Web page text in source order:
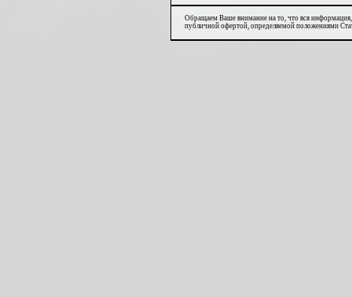
Обращаем Ваше внимание на то, что вся
публичной офертой, определяемой положениями